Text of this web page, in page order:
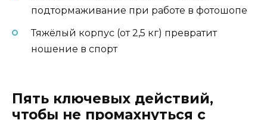
подтормаживание при работе в фотошопе
Тяжёлый корпус (от 2,5 кг) превратит
ношение в спорт
Пять ключевых действий,
чтобы не промахнуться с